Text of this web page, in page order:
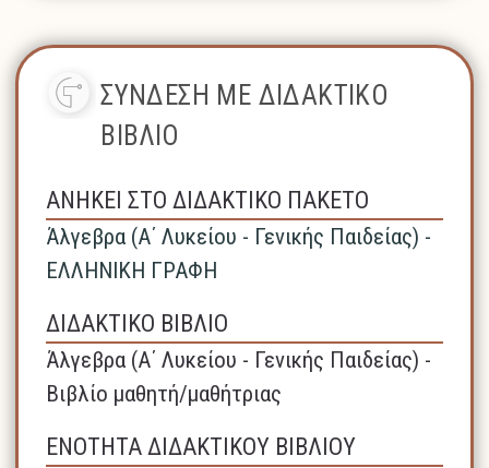
ΣΥΝΔΕΣΗ ΜΕ ΔΙΔΑΚΤΙΚΟ
ΒΙΒΛΙΟ
ΑΝΗΚΕΙ ΣΤΟ ΔΙΔΑΚΤΙΚΟ ΠΑΚΕΤΟ
Άλγεβρα (A΄ Λυκείου - Γενικής Παιδείας) -
ΕΛΛΗΝΙΚΗ ΓΡΑΦΗ
ΔΙΔΑΚΤΙΚΟ ΒΙΒΛΙΟ
Άλγεβρα (A΄ Λυκείου - Γενικής Παιδείας) -
Βιβλίο μαθητή/μαθήτριας
ΕΝΟΤΗΤΑ ΔΙΔΑΚΤΙΚΟΥ ΒΙΒΛΙΟΥ